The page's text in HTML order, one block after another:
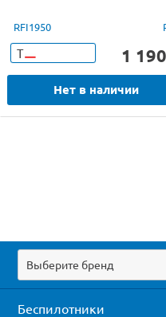
RFI1950
Т 1 190
Нет в наличии
Выберите бренд
Беспилотники